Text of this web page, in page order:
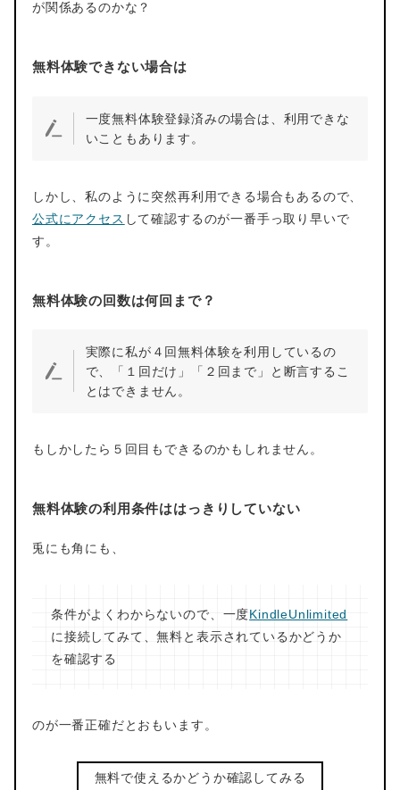
が関係あるのかな？
無料体験できない場合は
一度無料体験登録済みの場合は、利用できな
いこともあります。
しかし、私のように突然再利用できる場合もあるので、
公式にアクセス して確認するのが一番手っ取り早いで
す。
無料体験の回数は何回まで？
実際に私が４回無料体験を利用しているの
で、「１回だけ」「２回まで」と断言するこ
とはできません。
もしかしたら５回目もできるのかもしれません。
無料体験の利用条件ははっきりしていない
兎にも角にも、
条件がよくわからないので、一度KindleUnlimited
に接続してみて、無料と表示されているかどうか
を確認する
のが一番正確だとおもいます。
無料で使えるかどうか確認してみる